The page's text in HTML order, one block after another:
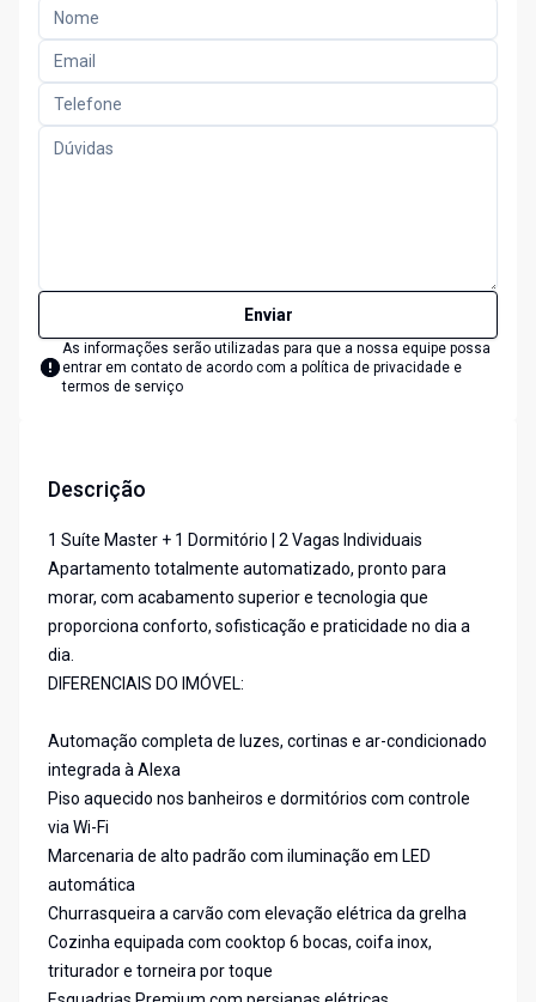
Enviar
As informações serão utilizadas para que a nossa equipe possa
entrar em contato de acordo com a política de privacidade e
termos de serviço
Descrição
1 Suíte Master + 1 Dormitório | 2 Vagas Individuais
Apartamento totalmente automatizado, pronto para
morar, com acabamento superior e tecnologia que
proporciona conforto, sofisticação e praticidade no dia a
dia.
DIFERENCIAIS DO IMÓVEL:
Automação completa de luzes, cortinas e ar-condicionado
integrada à Alexa
Piso aquecido nos banheiros e dormitórios com controle
via Wi-Fi
Marcenaria de alto padrão com iluminação em LED
automática
Churrasqueira a carvão com elevação elétrica da grelha
Cozinha equipada com cooktop 6 bocas, coifa inox,
triturador e torneira por toque